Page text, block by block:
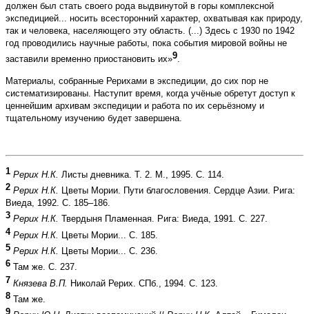
должен был стать своего рода выдвинутой в горы комплексной
экспедицией... носить всесторонний характер, охватывая как природу,
так и человека, населяющего эту область. (...) Здесь с 1930 по 1942
год проводились научные работы, пока события мировой войны не
заставили временно приостановить их»9.
Материалы, собранные Рерихами в экспедиции, до сих пор не
систематизированы. Наступит время, ко­гда учёные обретут доступ к
ценнейшим архивам экспедиции и работа по их серьёзному и
тщательному изучению будет завершена.
1 Рерих Н.К. Листы дневника. Т. 2. М., 1995. С. 114.
2 Рерих Н.К. Цветы Мории. Пути благословения. Сердце Азии. Рига:
Виеда, 1992. С. 185–186.
3 Рерих Н.К. Твердыня Пламенная. Рига: Виеда, 1991. С. 227.
4 Рерих Н.К.
Цветы Мории... С. 185.
5 Рерих Н.К. Цветы Мории... С. 236.
6 Там же. С. 237.
7 Князева В.П. Николай Рерих. СПб., 1994. С. 123.
8 Там же.
9